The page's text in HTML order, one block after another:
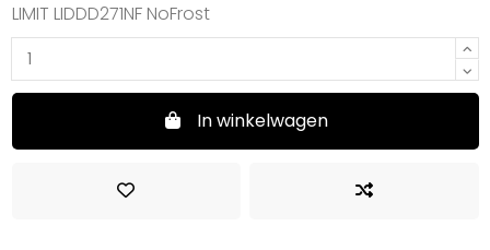
LIMIT LIDDD271NF NoFrost
In winkelwagen